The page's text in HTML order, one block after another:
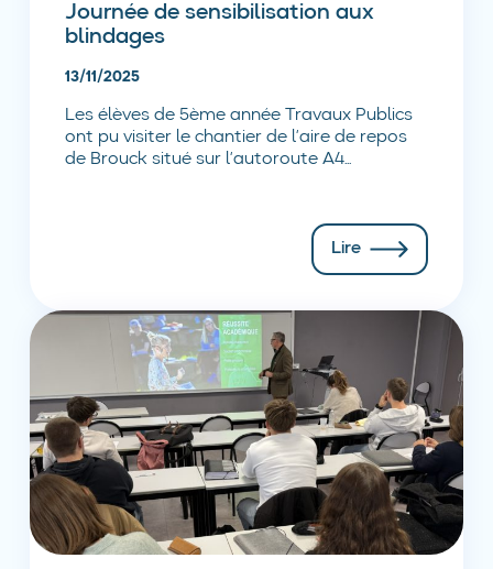
Journée de sensibilisation aux
blindages
13/11/2025
Les élèves de 5ème année Travaux Publics
ont pu visiter le chantier de l’aire de repos
de Brouck situé sur l’autoroute A4...
Lire